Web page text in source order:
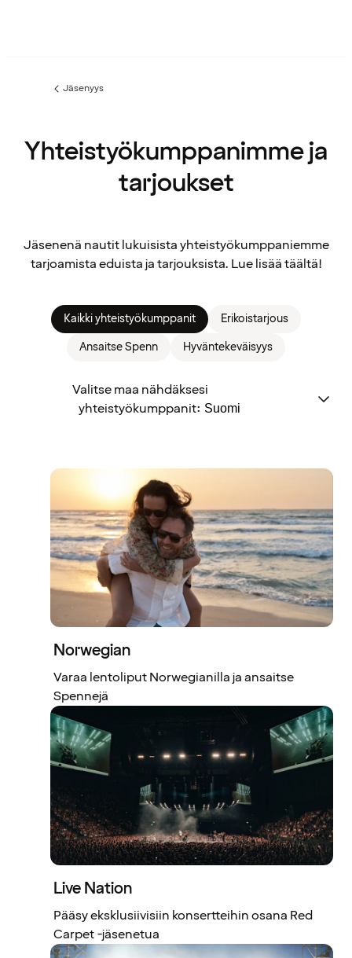
Edellinen
Jäsenyys
Yhteistyökumppanimme ja
tarjoukset
Jäsenenä nautit lukuisista yhteistyökumppaniemme
tarjoamista eduista ja tarjouksista. Lue lisää täältä!
Kaikki yhteistyökumppanit
Erikoistarjous
Ansaitse Spenn
Hyväntekeväisyys
Valitse maa nähdäksesi
yhteistyökumppanit:
Norwegian
Varaa lentoliput Norwegianilla ja ansaitse
Spennejä
Live Nation
Pääsy eksklusiivisiin konsertteihin osana Red
Carpet -jäsenetua